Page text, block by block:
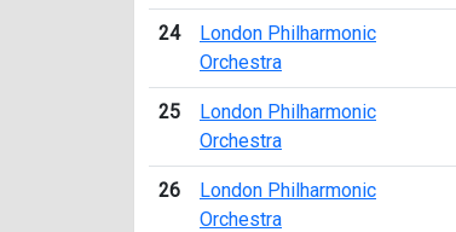
24
London Philharmonic
Orchestra
25
London Philharmonic
Orchestra
26
London Philharmonic
Orchestra